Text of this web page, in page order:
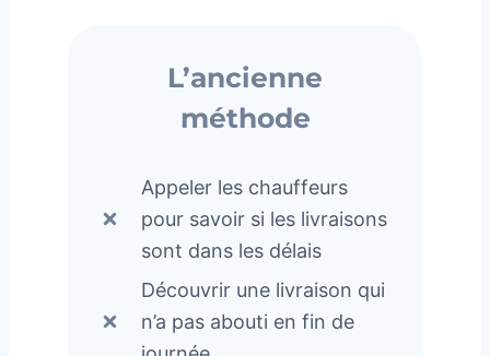
L’ancienne
méthode
Appeler les chauffeurs
pour savoir si les livraisons
sont dans les délais
Découvrir une livraison qui
n’a pas abouti en fin de